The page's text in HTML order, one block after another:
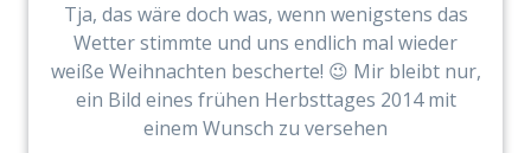
Tja, das wäre doch was, wenn wenigstens das
Wetter stimmte und uns endlich mal wieder
weiße Weihnachten bescherte! 😉 Mir bleibt nur,
ein Bild eines frühen Herbsttages 2014 mit
einem Wunsch zu versehen